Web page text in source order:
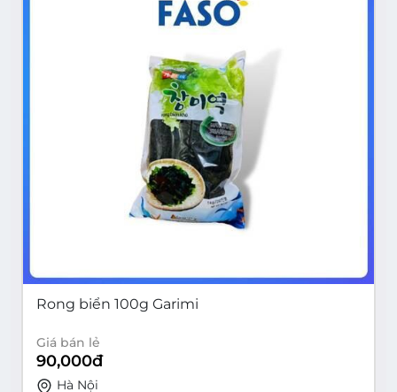
Rong biển 100g Garimi
Giá bán lẻ
90,000đ
Hà Nội